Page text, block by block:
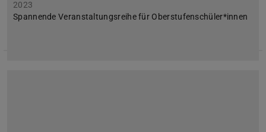
2023
Spannende Veranstaltungsreihe für Oberstufenschüler*innen